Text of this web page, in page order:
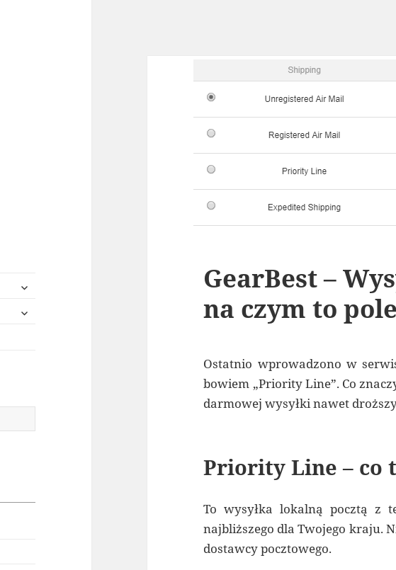
potomne
GearBest –
na czym to
Ostatnio wprowadzono w
bowiem „Priority Line”. Co
darmowej wysyłki nawet
Priority Line – co
To wysyłka lokalną pocztą z
najbliższego dla Twojego kraju.
dostawcy pocztowego.